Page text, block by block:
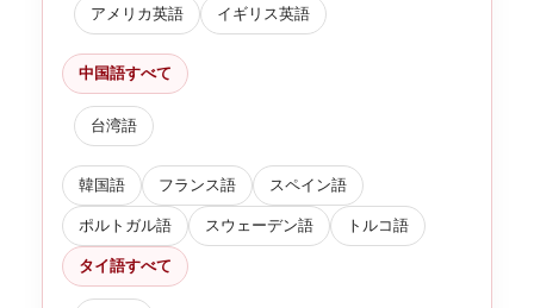
アメリカ英語 イギリス英語
中国語すべて
台湾語
韓国語 フランス語 スペイン語
ポルトガル語 スウェーデン語 トルコ語
タイ語すべて